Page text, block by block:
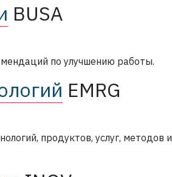
BUSA
по улучшению работы.
EMRG
продуктов, услуг, методов и